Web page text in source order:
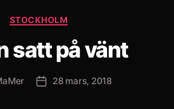
Kategorier
STOCKHOLM
satt på vänt
Inläggsdatum
28 mars, 2018